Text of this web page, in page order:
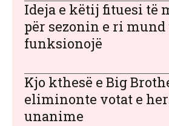
Ideja e këtij fituesi të
për sezonin e ri mund
funksionojë
Kjo kthesë e Big
eliminonte votat e
unanime